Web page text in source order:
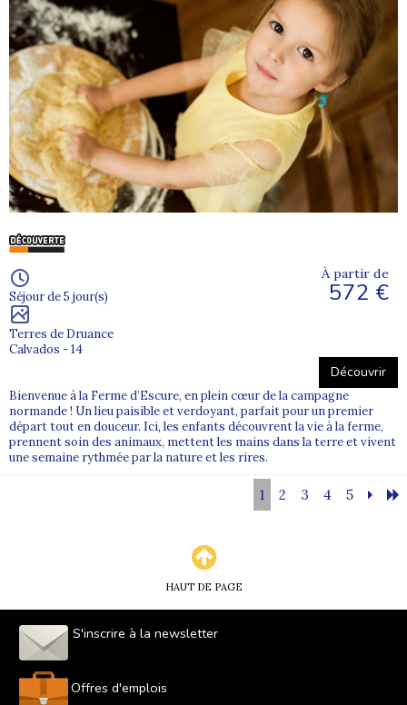
Séjour de 5 jour(s)
Terres de Druance
Calvados - 14
À partir de
572 €
Découvrir
Bienvenue à la Ferme d’Escure, en plein cœur de la campagne
normande ! Un lieu paisible et verdoyant, parfait pour un premier
départ tout en douceur. Ici, les enfants découvrent la vie à la ferme,
prennent soin des animaux, mettent les mains dans la terre et vivent
une semaine rythmée par la nature et les rires.
1 2 3 4 5
HAUT DE PAGE
S'inscrire à la newsletter
Offres d'emplois